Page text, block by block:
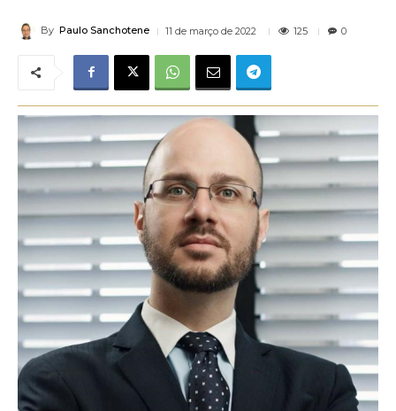
By Paulo Sanchotene 11 de março de 2022 125 0